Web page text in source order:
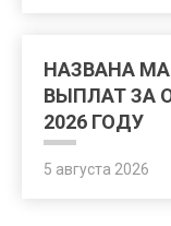
НАЗВАНА
ВЫПЛАТ ЗА
2026 ГОДУ
5 августа 2026